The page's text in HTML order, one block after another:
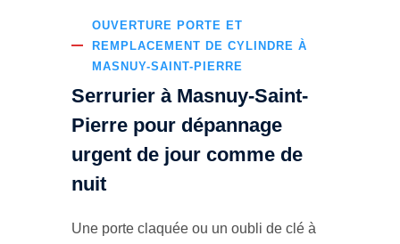
OUVERTURE PORTE ET
REMPLACEMENT DE CYLINDRE À
MASNUY-SAINT-PIERRE
Serrurier à Masnuy-Saint-
Pierre pour dépannage
urgent de jour comme de
nuit
Une porte claquée ou un oubli de clé à